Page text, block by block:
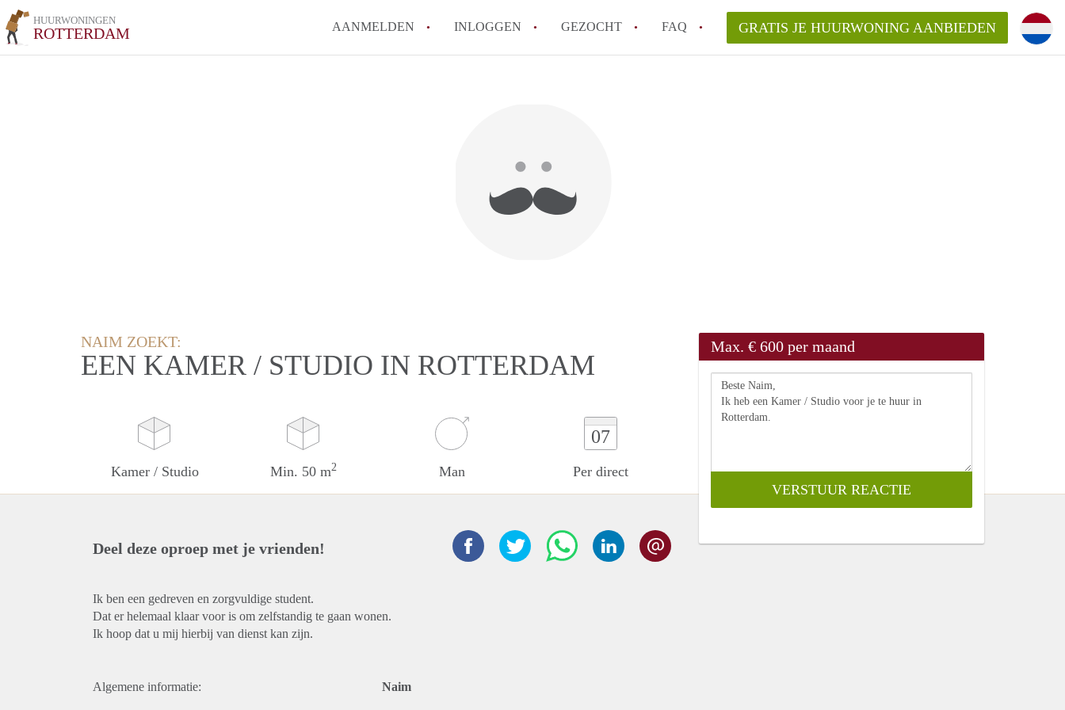
HUURWONINGEN
ROTTERDAM AANMELDEN INLOGGEN GEZOCHT FAQ
Wat is de privacyverklaring van HuurwoningenRotterdam?
Berekent HuurwoningenRotterdam
makelaarsvergoeding/bemiddelingsvergoeding?
GRATIS JE HUURWONING AANBIEDEN
NAIM ZOEKT:
EEN KAMER / STUDIO IN ROTTERDAM
Kamer / Studio Min. 50 m2 Man
07
Per direct
Max. € 600 per maand
Deel deze oproep met je vrienden!
Ik ben een gedreven en zorgvuldige student.
Dat er helemaal klaar voor is om zelfstandig te gaan wonen.
Ik hoop dat u mij hierbij van dienst kan zijn.
Algemene informatie: Naim